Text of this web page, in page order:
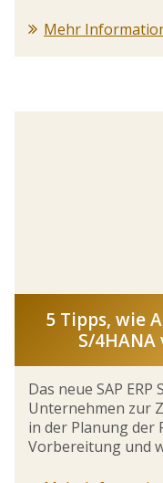
Mehr
5 Tipps, wie
S/
Das neue SAP
Unternehmen zur
in der Planung der
Vorbereitung und